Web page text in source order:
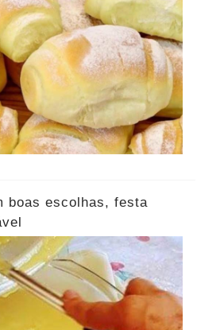
boas escolhas, festa